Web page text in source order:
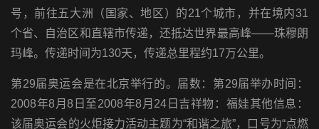
号，前往五大洲（国家、地区）的21个城市，并在境内31
个省、自治区和直辖市传递，还抵达世界最高峰――珠穆朗
玛峰。传递时间为130天，传递总里程约17万公里。
第29届奥运会是在北京举行的。届数：第29届举办时间：
2008年8月8日至2008年8月24日吉祥物：福娃其他信息：
该届奥运会的火炬接力活动主题为“和谐之旅”，口号为“点燃